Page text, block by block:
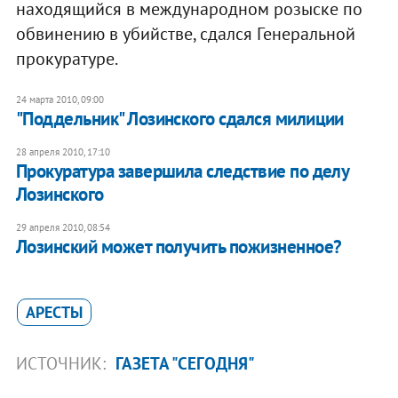
находящийся в международном розыске по
обвинению в убийстве, сдался Генеральной
прокуратуре.
24 марта 2010, 09:00
"Поддельник" Лозинского сдался милиции
28 апреля 2010, 17:10
Прокуратура завершила следствие по делу
Лозинского
29 апреля 2010, 08:54
Лозинский может получить пожизненное?
АРЕСТЫ
ИСТОЧНИК: ГАЗЕТА "СЕГОДНЯ"